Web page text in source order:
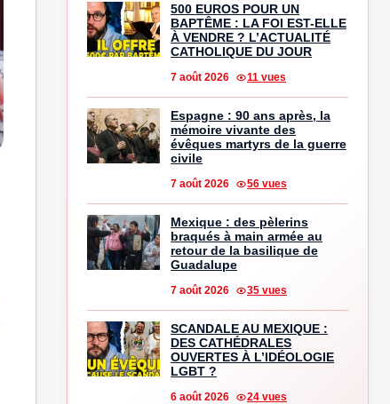
500 EUROS POUR UN
BAPTÊME : LA FOI EST-ELLE
À VENDRE ? L’ACTUALITÉ
CATHOLIQUE DU JOUR
7 août 2026 11 vues
Espagne : 90 ans après, la
mémoire vivante des
évêques martyrs de la guerre
civile
7 août 2026 56 vues
Mexique : des pèlerins
braqués à main armée au
retour de la basilique de
Guadalupe
7 août 2026 35 vues
SCANDALE AU MEXIQUE :
DES CATHÉDRALES
OUVERTES À L’IDÉOLOGIE
LGBT ?
6 août 2026 24 vues